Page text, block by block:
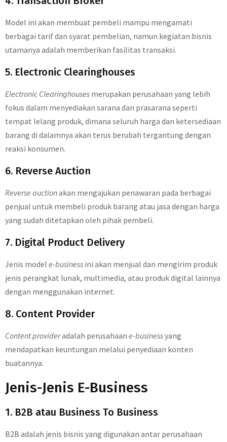
Model ini akan membuat pembeli mampu mengamati
berbagai tarif dan syarat pembelian, namun kegiatan bisnis
utamanya adalah memberikan fasilitas transaksi.
5. Electronic Clearinghouses
Electronic Clearinghouses merupakan perusahaan yang lebih
fokus dalam menyediakan sarana dan prasarana seperti
tempat lelang produk, dimana seluruh harga dan ketersediaan
barang di dalamnya akan terus berubah tergantung dengan
reaksi konsumen.
6. Reverse Auction
Reverse auctionakan mengajukan penawaran pada berbagai
penjual untuk membeli produk barang atau jasa dengan harga
yang sudah ditetapkan oleh pihak pembeli.
7. Digital Product Delivery
Jenis model e-business ini akan menjual dan mengirim produk
jenis perangkat lunak, multimedia, atau produk digital lainnya
dengan menggunakan internet.
8. Content Provider
Content provideradalah perusahaan e-businessyang
mendapatkan keuntungan melalui penyediaan konten
buatannya.
Jenis-Jenis E-Business
1. B2B atau Business To Business
B2B adalah jenis bisnis yang digunakan antar perusahaan